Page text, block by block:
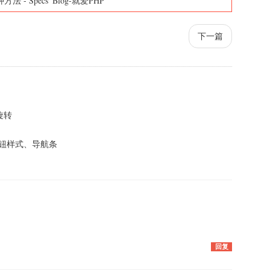
下一篇
转
样式、导航条
回复